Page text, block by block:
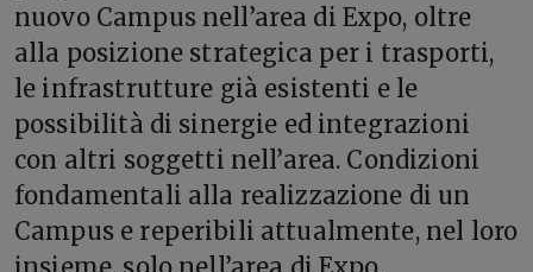
nuovo Campus nell’area di Expo, oltre
alla posizione strategica per i trasporti,
le infrastrutture già esistenti e le
possibilità di sinergie ed integrazioni
con altri soggetti nell’area. Condizioni
fondamentali alla realizzazione di un
Campus e reperibili attualmente, nel loro